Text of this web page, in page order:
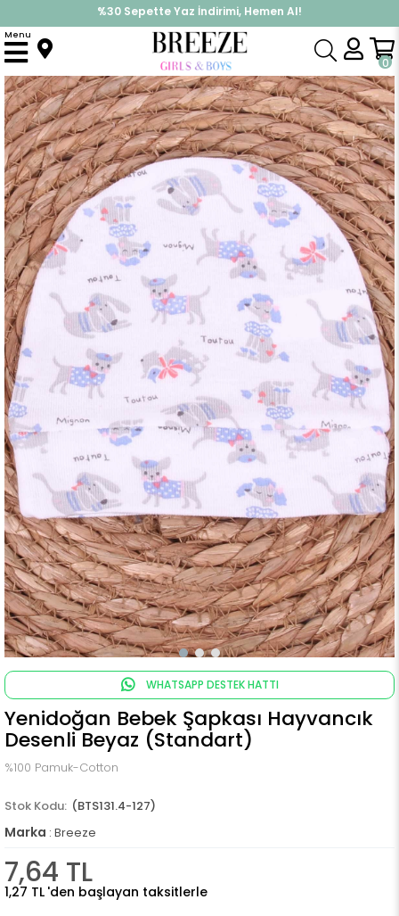
%30 Sepette Yaz İndirimi, Hemen Al!
İndirimlere ek %10 İndirimi Kap, Hemen Üye Ol!
0
Menu
Anasayfa Şapka
WHATSAPP DESTEK HATTI
Yenidoğan Bebek Şapkası Hayvancık
Desenli Beyaz (Standart)
%100 Pamuk-Cotton
(BTS131.4-127)
Marka : Breeze
7,64 TL
1,27 TL 'den başlayan taksitlerle